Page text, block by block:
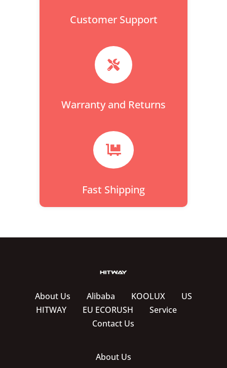
Customer Support

Warranty and Returns

Fast Shipping
About Us Alibaba KOOLUX
US
HITWAY
EU ECORUSH
Service
Contact Us
About Us